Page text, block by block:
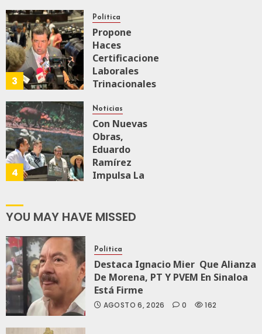
“Rosario
Castellanos”
A
Malú Mícher
AGOSTO 6, 2026
3
Política
Propone
Haces
Certificaciones
Laborales
Trinacionales
A México Para
Nueva
Economía
AGOSTO 5, 2026
0
73
4
Noticias
Con Nuevas
Obras,
Eduardo
Ramírez
Impulsa La
ZooMAT
YOU MAY HAVE MISSED
Política
Destaca Ignacio Mier Que Alianza
De Morena, PT Y PVEM En Sinaloa
Está Firme
AGOSTO 6, 2026 0 162